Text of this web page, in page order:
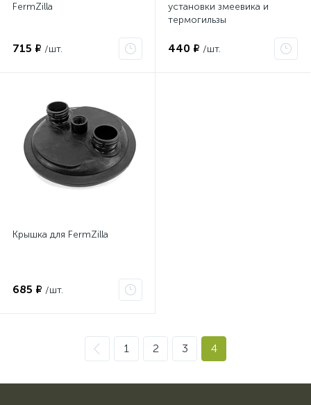
FermZilla
715 ₽ /шт.
установки змеевика и
термогильзы
440 ₽ /шт.
Крышка для FermZilla
685 ₽ /шт.
1 2 3 4